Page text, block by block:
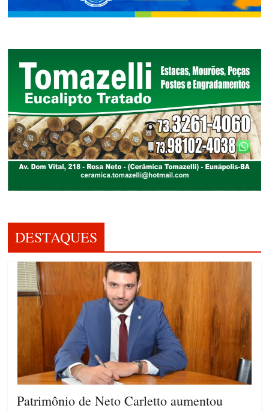
DESTAQUES
Patrimônio de Neto Carletto aumentou